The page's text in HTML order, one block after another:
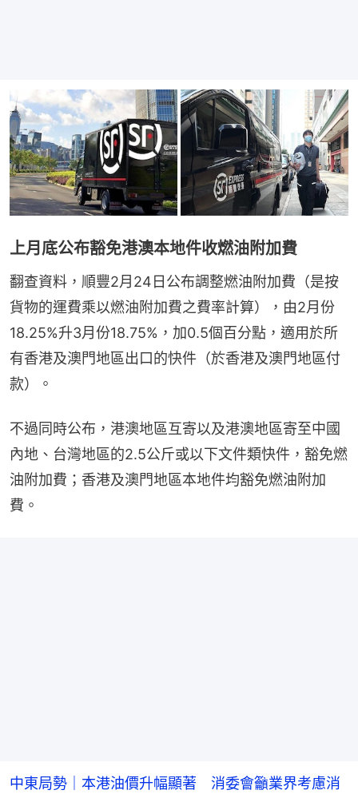
上月底公布豁免港澳本地件收燃油附加費
翻查資料，順豐2月24日公布調整燃油附加費（是按
貨物的運費乘以燃油附加費之費率計算），由2月份
18.25%升3月份18.75%，加0.5個百分點，適用於所
有香港及澳門地區出口的快件（於香港及澳門地區付
款）。
不過同時公布，港澳地區互寄以及港澳地區寄至中國
內地、台灣地區的2.5公斤或以下文件類快件，豁免燃
油附加費；香港及澳門地區本地件均豁免燃油附加
費。
中東局勢｜本港油價升幅顯著 消委會籲業界考慮消